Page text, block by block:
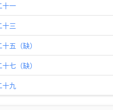
十一
十三
五（缺）
七（缺）
十九